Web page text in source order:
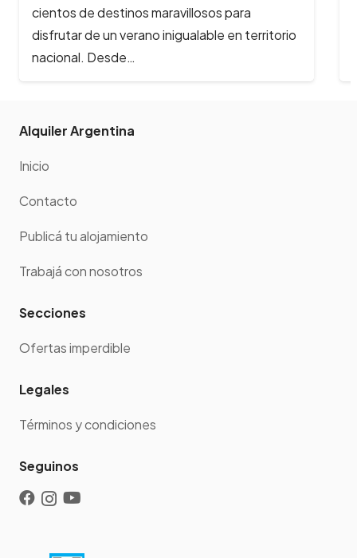
cientos de destinos maravillosos para
disfrutar de un verano inigualable en territorio
nacional. Desde…
Alquiler Argentina
Inicio
Contacto
Publicá tu alojamiento
Trabajá con nosotros
Secciones
Ofertas imperdible
Legales
Términos y condiciones
Seguinos